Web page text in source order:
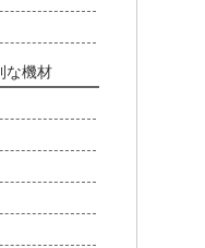
な機材